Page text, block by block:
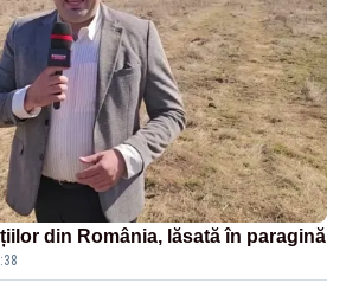
din România, lăsată în paragină